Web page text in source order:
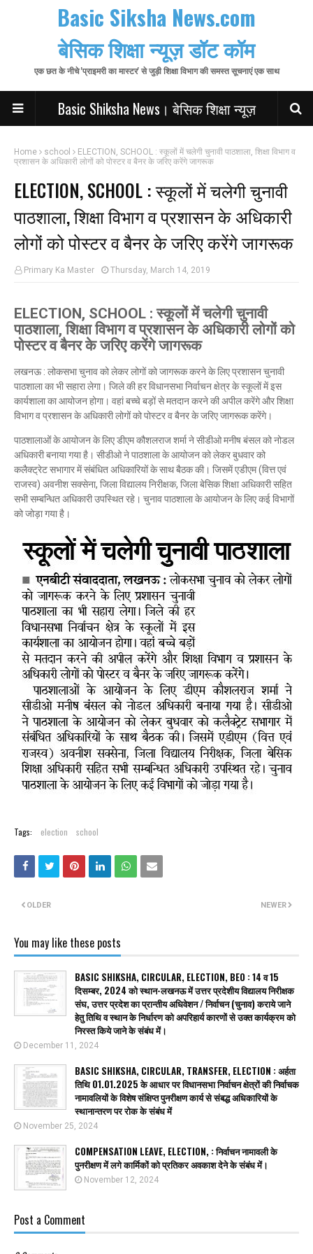
Basic Siksha News.com
बेसिक शिक्षा न्यूज़ डॉट कॉम
एक छत के नीचे 'प्राइमरी का मास्टर' से जुड़ी शिक्षा विभाग की समस्त सूचनाएं एक साथ
Basic Shiksha News। बेसिक शिक्षा न्यूज़
Home school
ELECTION, SCHOOL : स्कूलों में चलेगी चुनावी पाठशाला, शिक्षा विभाग व
प्रशासन के अधिकारी लोगों को पोस्टर व बैनर के जरिए करेंगे जागरूक
ELECTION, SCHOOL : स्कूलों में चलेगी चुनावी
पाठशाला, शिक्षा विभाग व प्रशासन के अधिकारी
लोगों को पोस्टर व बैनर के जरिए करेंगे जागरूक
Primary Ka Master Thursday, March 14, 2019
ELECTION, SCHOOL : स्कूलों में चलेगी चुनावी
पाठशाला, शिक्षा विभाग व प्रशासन के अधिकारी लोगों को
पोस्टर व बैनर के जरिए करेंगे जागरूक
लखनऊ : लोकसभा चुनाव को लेकर लोगों को जागरूक करने के लिए प्रशासन चुनावी
पाठशाला का भी सहारा लेगा। जिले की हर विधानसभा निर्वाचन क्षेत्र के स्कूलों में इस
कार्यशाला का आयोजन होगा। वहां बच्चे बड़ों से मतदान करने की अपील करेंगे और शिक्षा
विभाग व प्रशासन के अधिकारी लोगों को पोस्टर व बैनर के जरिए जागरूक करेंगे।
पाठशालाओं के आयोजन के लिए डीएम कौशलराज शर्मा ने सीडीओ मनीष बंसल को नोडल
अधिकारी बनाया गया है। सीडीओ ने पाठशाला के आयोजन को लेकर बुधवार को
कलैक्ट्रेट सभागार में संबंधित अधिकारियों के साथ बैठक की। जिसमें एडीएम (वित्त एवं
राजस्व) अवनीश सक्सेना, जिला विद्यालय निरीक्षक, जिला बेसिक शिक्षा अधिकारी सहित
सभी सम्बन्धित अधिकारी उपस्थित रहे। चुनाव पाठशाला के आयोजन के लिए कई विभागों
को जोड़ा गया है।
Tags: election school
NEWER
OLDER
You may like these posts
BASIC SHIKSHA, CIRCULAR, ELECTION, BEO : 14 व 15
दिसम्बर, 2024 को स्थान-लखनऊ में उत्तर प्रदेशीय विद्यालय निरीक्षक
संघ, उत्तर प्रदेश का प्रान्तीय अधिवेशन / निर्वाचन (चुनाव) कराये जाने
हेतु तिथि व स्थान के निर्धारण को अपरिहार्य कारणों से उक्त कार्यक्रम को
निरस्त किये जाने के संबंध में।
December 11, 2024
BASIC SHIKSHA, CIRCULAR, TRANSFER, ELECTION : अर्हता
तिथि 01.01.2025 के आधार पर विधानसभा निर्वाचन क्षेत्रों की निर्वाचक
नामावलियों के विशेष संक्षिप्त पुनरीक्षण कार्य से संबद्ध अधिकारियों के
स्थानान्तरण पर रोक के संबंध में
November 25, 2024
COMPENSATION LEAVE, ELECTION, : निर्वाचन नामावली के
पुनरीक्षण में लगे कार्मिकों को प्रतिकर अवकाश देने के संबंध में।
November 12, 2024
Post a Comment